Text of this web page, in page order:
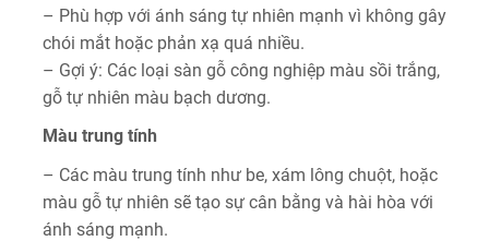
– Phù hợp với ánh sáng tự nhiên mạnh vì không gây
chói mắt hoặc phản xạ quá nhiều.
– Gợi ý: Các loại sàn gỗ công nghiệp màu sồi trắng,
gỗ tự nhiên màu bạch dương.
Màu trung tính
– Các màu trung tính như be, xám lông chuột, hoặc
màu gỗ tự nhiên sẽ tạo sự cân bằng và hài hòa với
ánh sáng mạnh.